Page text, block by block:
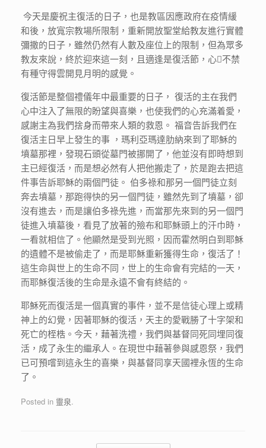
今天是慶祝主復活的日子，也是教區因應政府在疫情緩
和後，放寬宗教場所限制，重新開放聖堂給教友進行實體
彌撒的日子，雖然仍然有人數及座位上的限制，但為眾多
教友來說，終於迎來這一刻，且適逢是復活節，心不禁
有種守得雲開見月明的感覺。
復活節是整個禮儀年中最重要的日子， 復活的主在我們
心中注入了無限的盼望與喜樂，也使我們的心充滿着愛，
感謝主為我們捨身而帶來人類的救恩。 福音告訴我們在
復活主日早上發生的事 ，瑪利亞瑪達肋納來到了耶穌的
墳墓那裡，發現石頭從墓門被挪開了，他並沒有即時想到
主已經復活，而是想必然有人把他搬走了，於是跑去把這
件事告訴耶穌的兩個門徒。 伯多祿和那另一個門徒立刻
奔去墳墓，那跑得快的另一個門徒，雖然先到了墳墓，卻
沒有進去，而是讓伯多祿先進，而當那先來到的另一個門
徒進入墳墓後，看見了放著的殮布和耶穌頭上的汗巾時，
一看就相信了。他顯然是受到光照，因而霍然明白到耶穌
的遺體不是被偷走了，而是耶穌重新獲得生命，復活了！
這生命與世上的生命不同，世上的生命會有完結的一天，
而耶穌復活後的生命是永遠不會有終結的。
耶穌死而復活是一個真實的事件，並不是信徒心理上或精
神上的幻覺，因著耶穌的復活，天主的愛戰勝了十字架和
死亡的桎梏。今天，藉著洗禮，我們與基督同死同埋同復
活，成了永生的繼承人。在現世中藉著參與感恩祭，我們
已可預嚐到這永生的喜樂，與基督同享天國裡永恆的生命
了。
Posted in 靈泉.